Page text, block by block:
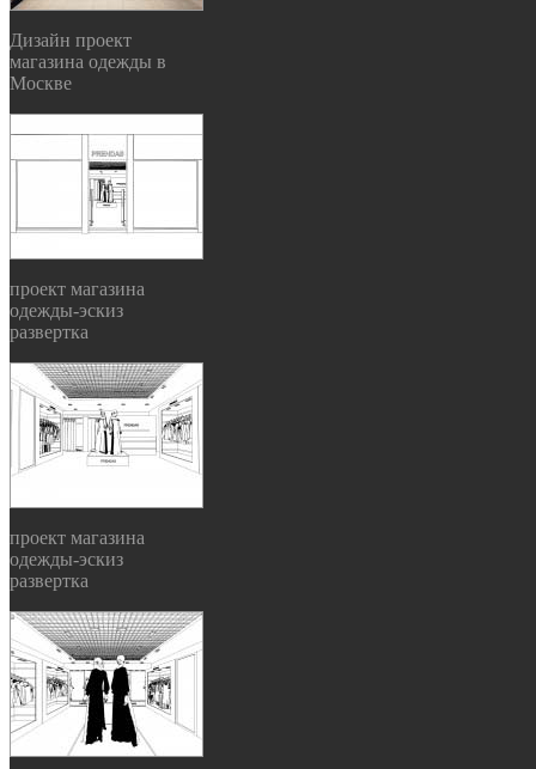
Дизайн проект
магазина одежды в
Москве
проект магазина
одежды-эскиз
развертка
проект магазина
одежды-эскиз
развертка